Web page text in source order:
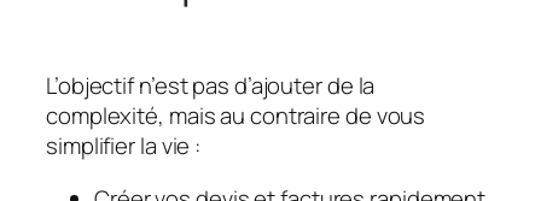
L’objectif n’est pas d’ajouter de la
complexité, mais au contraire de vous
simplifier la vie :